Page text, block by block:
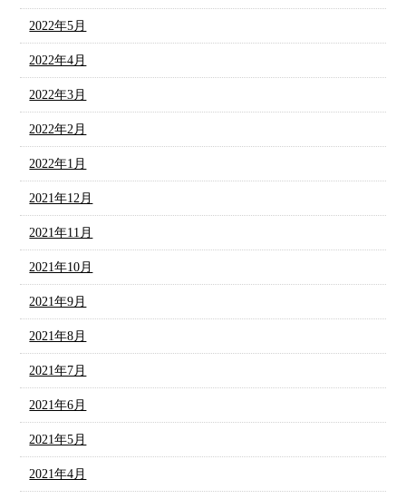
2022年5月
2022年4月
2022年3月
2022年2月
2022年1月
2021年12月
2021年11月
2021年10月
2021年9月
2021年8月
2021年7月
2021年6月
2021年5月
2021年4月